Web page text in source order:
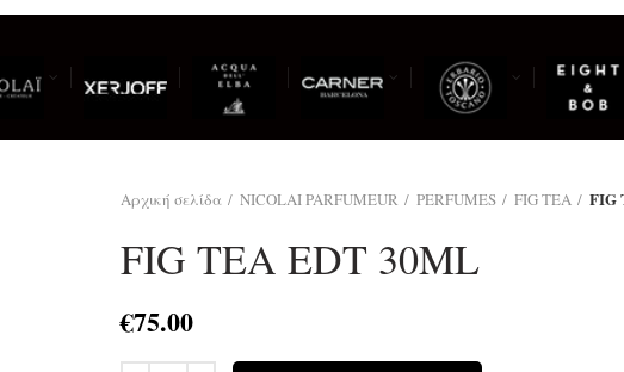
Αρχική σελίδα NICOLAI PARFUMEUR PERFUMES FIG TEA FIG
FIG TEA EDT 30ML
€75.00